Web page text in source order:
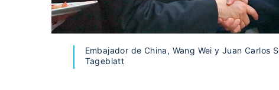
Embajador de China, Wang Wei y Juan Carlos
Tageblatt